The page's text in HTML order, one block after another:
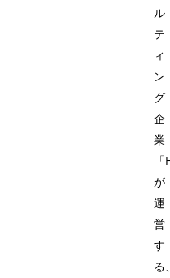
ル
テ
ィ
ン
グ
企
業
が
運
営
す
る